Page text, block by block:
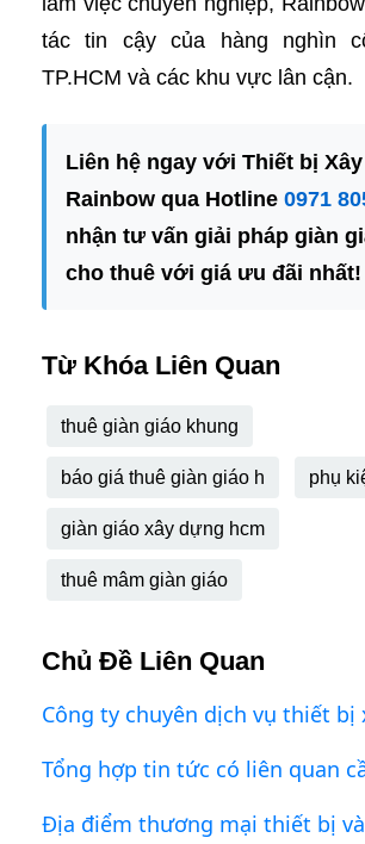
tác tin cậy của hàng nghìn
TP.HCM và các khu vực lân cận.
Liên hệ ngay với Thiết bị
Rainbow qua Hotline 0971
nhận tư vấn giải pháp giàn
cho thuê với giá ưu đãi nhất!
Từ Khóa Liên Quan
thuê giàn giáo khung
báo giá thuê giàn giáo h phụ
giàn giáo xây dựng hcm
thuê mâm giàn giáo
Chủ Đề Liên Quan
Công ty chuyên dịch vụ thiết bị
Tổng hợp tin tức có liên quan
Địa điểm thương mại thiết bị